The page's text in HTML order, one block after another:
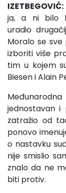
IZETBEGOVIĆ:
ja, a ni bilo
uradio
Moralo se
izboriti više
tim u kojem
Biesen i Alain
jednostavan i
zatražio od
ponovo
o nastavku
nije smislio
znalo da ne
biti protiv.